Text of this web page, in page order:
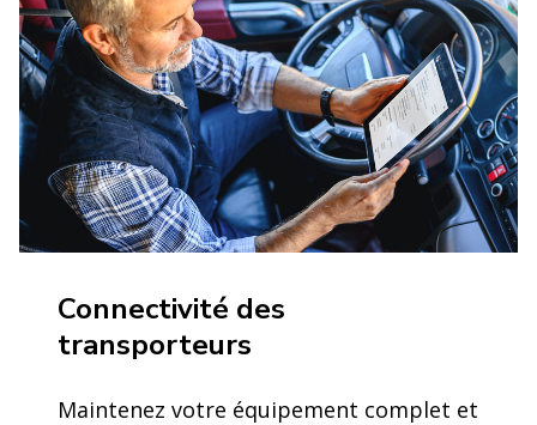
Connectivité des
transporteurs
Maintenez votre équipement complet et